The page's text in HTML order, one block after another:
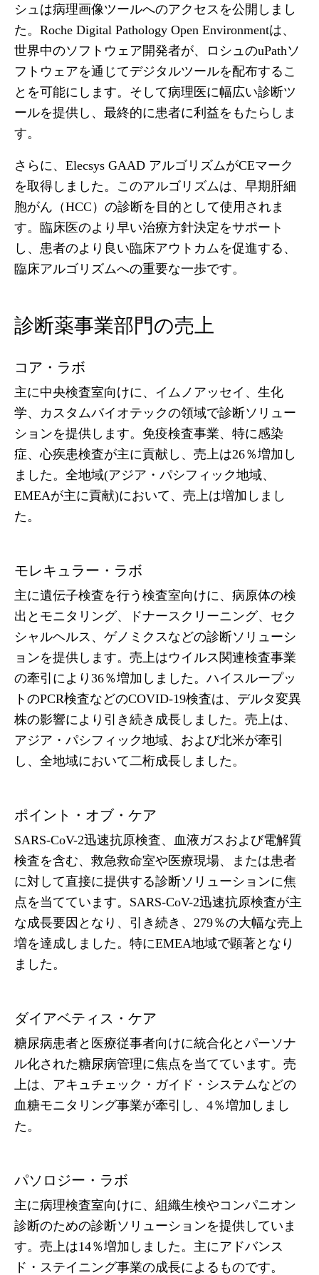
シュは病理画像ツールへのアクセスを公開しまし
た。Roche Digital Pathology Open Environmentは、
世界中のソフトウェア開発者が、ロシュのuPathソ
フトウェアを通じてデジタルツールを配布するこ
とを可能にします。そして病理医に幅広い診断ツ
ールを提供し、最終的に患者に利益をもたらしま
す。
さらに、Elecsys GAAD アルゴリズムがCEマーク
を取得しました。このアルゴリズムは、早期肝細
胞がん（HCC）の診断を目的として使用されま
す。臨床医のより早い治療方針決定をサポート
し、患者のより良い臨床アウトカムを促進する、
臨床アルゴリズムへの重要な一歩です。
診断薬事業部門の売上
コア・ラボ
主に中央検査室向けに、イムノアッセイ、生化
学、カスタムバイオテックの領域で診断ソリュー
ションを提供します。免疫検査事業、特に感染
症、心疾患検査が主に貢献し、売上は26％増加し
ました。全地域(アジア・パシフィック地域、
EMEAが主に貢献)において、売上は増加しまし
た。
モレキュラー・ラボ
主に遺伝子検査を行う検査室向けに、病原体の検
出とモニタリング、ドナースクリーニング、セク
シャルヘルス、ゲノミクスなどの診断ソリューシ
ョンを提供します。売上はウイルス関連検査事業
の牽引により36％増加しました。ハイスループッ
トのPCR検査などのCOVID-19検査は、デルタ変異
株の影響により引き続き成長しました。売上は、
アジア・パシフィック地域、および北米が牽引
し、全地域において二桁成長しました。
ポイント・オブ・ケア
SARS-CoV-2迅速抗原検査、血液ガスおよび電解質
検査を含む、救急救命室や医療現場、または患者
に対して直接に提供する診断ソリューションに焦
点を当てています。SARS-CoV-2迅速抗原検査が主
な成長要因となり、引き続き、279％の大幅な売上
増を達成しました。特にEMEA地域で顕著となり
ました。
ダイアベティス・ケア
糖尿病患者と医療従事者向けに統合化とパーソナ
ル化された糖尿病管理に焦点を当てています。売
上は、アキュチェック・ガイド・システムなどの
血糖モニタリング事業が牽引し、4％増加しまし
た。
パソロジー・ラボ
主に病理検査室向けに、組織生検やコンパニオン
診断のための診断ソリューションを提供していま
す。売上は14％増加しました。主にアドバンス
ド・ステイニング事業の成長によるものです。